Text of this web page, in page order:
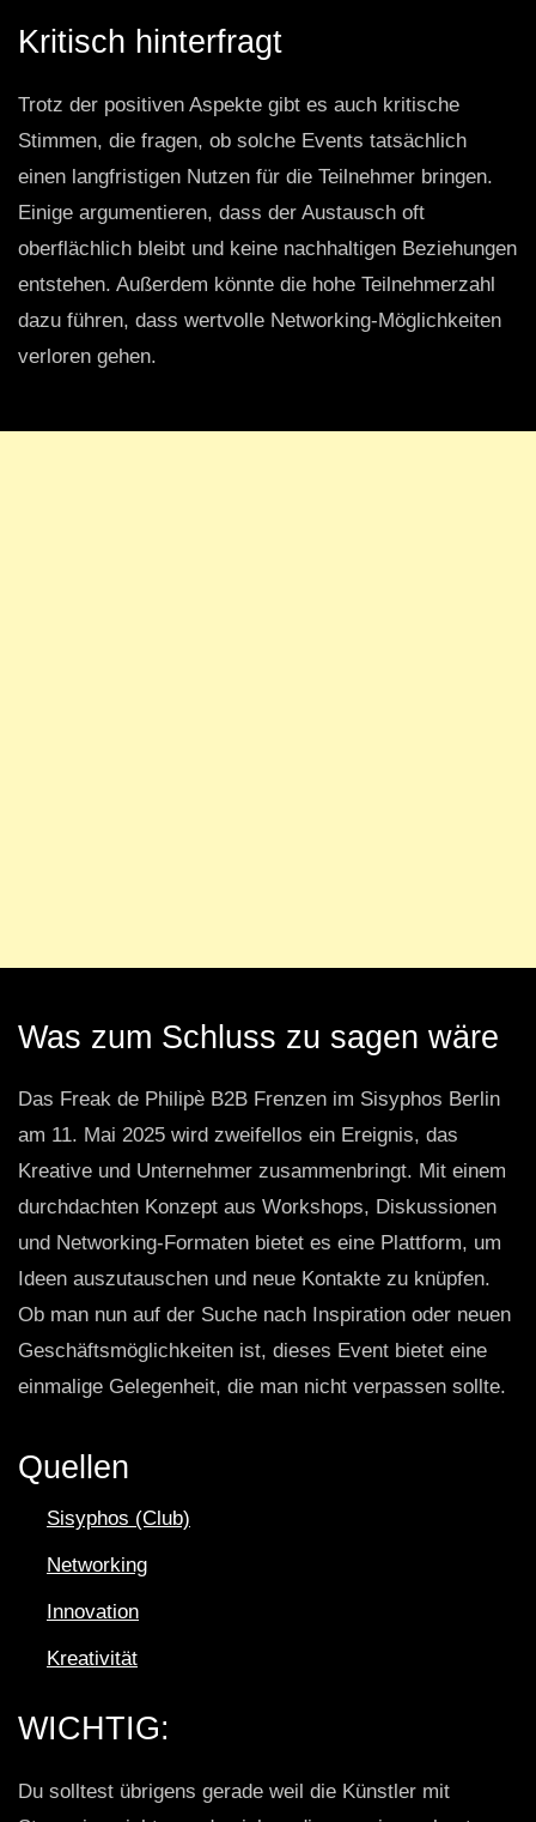
Kritisch hinterfragt
Trotz der positiven Aspekte gibt es auch kritische
Stimmen, die fragen, ob solche Events tatsächlich
einen langfristigen Nutzen für die Teilnehmer bringen.
Einige argumentieren, dass der Austausch oft
oberflächlich bleibt und keine nachhaltigen Beziehungen
entstehen. Außerdem könnte die hohe Teilnehmerzahl
dazu führen, dass wertvolle Networking-Möglichkeiten
verloren gehen.
Was zum Schluss zu sagen wäre
Das Freak de Philipè B2B Frenzen im Sisyphos Berlin
am 11. Mai 2025 wird zweifellos ein Ereignis, das
Kreative und Unternehmer zusammenbringt. Mit einem
durchdachten Konzept aus Workshops, Diskussionen
und Networking-Formaten bietet es eine Plattform, um
Ideen auszutauschen und neue Kontakte zu knüpfen.
Ob man nun auf der Suche nach Inspiration oder neuen
Geschäftsmöglichkeiten ist, dieses Event bietet eine
einmalige Gelegenheit, die man nicht verpassen sollte.
Quellen
Sisyphos (Club)
Networking
Innovation
Kreativität
WICHTIG:
Du solltest übrigens gerade weil die Künstler mit